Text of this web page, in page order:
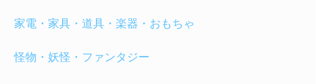
家電・家具・道具・楽器・おもちゃ
怪物・妖怪・ファンタジー